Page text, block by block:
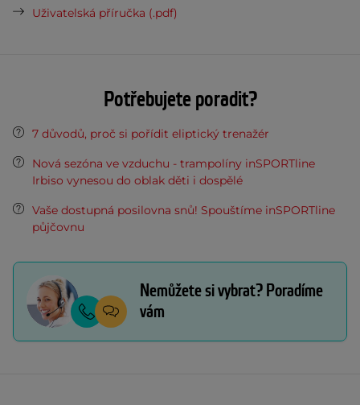
Uživatelská příručka (.pdf)
Potřebujete poradit?
7 důvodů, proč si pořídit eliptický trenažér
Nová sezóna ve vzduchu - trampolíny inSPORTline
Irbiso vynesou do oblak děti i dospělé
Vaše dostupná posilovna snů! Spouštíme inSPORTline
půjčovnu
Nemůžete si vybrat? Poradíme
vám